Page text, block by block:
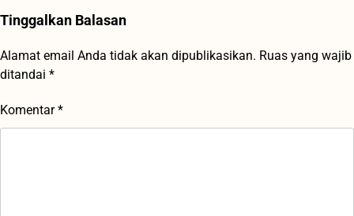
Tinggalkan Balasan
Alamat email Anda tidak akan dipublikasikan. Ruas yang wajib
ditandai *
Komentar*